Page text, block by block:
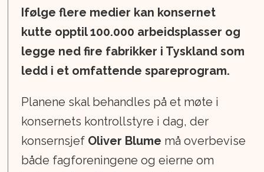
Ifølge flere medier kan konsernet
kutte opptil 100.000 arbeidsplasser og
legge ned fire fabrikker i Tyskland som
ledd i et omfattende spareprogram.
Planene skal behandles på et møte i
konsernets kontrollstyre i dag, der
konsernsjef Oliver Blume må overbevise
både fagforeningene og eierne om